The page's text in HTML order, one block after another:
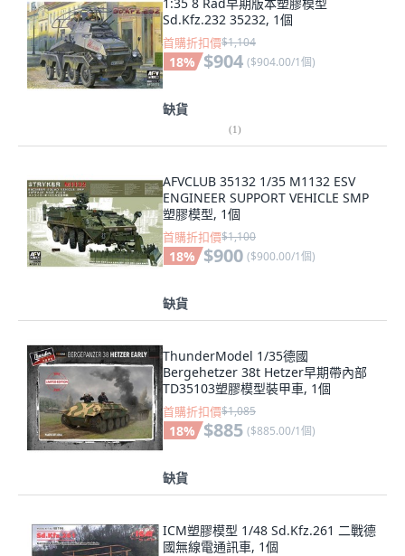
Sd.Kfz.232 35232, 1個
首購折扣價$1,104
18% $904 ($904.00/1個)
缺貨
(1)
AFVCLUB 35132 1/35 M1132 ESV
ENGINEER SUPPORT VEHICLE SMP
塑膠模型, 1個
首購折扣價$1,100
18% $900 ($900.00/1個)
缺貨
ThunderModel 1/35德國
Bergehetzer 38t Hetzer早期帶內部
TD35103塑膠模型裝甲車, 1個
首購折扣價$1,085
18% $885 ($885.00/1個)
缺貨
ICM塑膠模型 1/48 Sd.Kfz.261 二戰德
國無線電通訊車, 1個